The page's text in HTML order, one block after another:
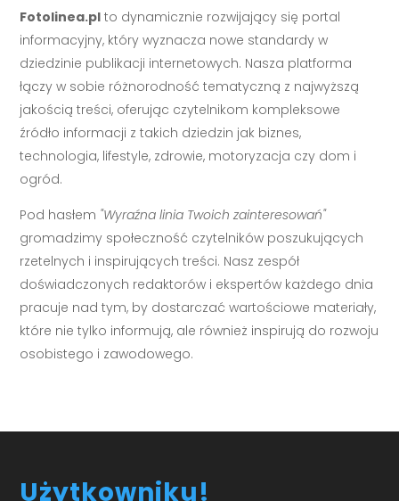
Fotolinea.pl to dynamicznie rozwijający się portal
informacyjny, który wyznacza nowe standardy w
dziedzinie publikacji internetowych. Nasza platforma
łączy w sobie różnorodność tematyczną z najwyższą
jakością treści, oferując czytelnikom kompleksowe
źródło informacji z takich dziedzin jak biznes,
technologia, lifestyle, zdrowie, motoryzacja czy dom i
ogród.
Pod hasłem "Wyraźna linia Twoich zainteresowań"
gromadzimy społeczność czytelników poszukujących
rzetelnych i inspirujących treści. Nasz zespół
doświadczonych redaktorów i ekspertów każdego dnia
pracuje nad tym, by dostarczać wartościowe materiały,
które nie tylko informują, ale również inspirują do rozwoju
osobistego i zawodowego.
Użytkowniku!